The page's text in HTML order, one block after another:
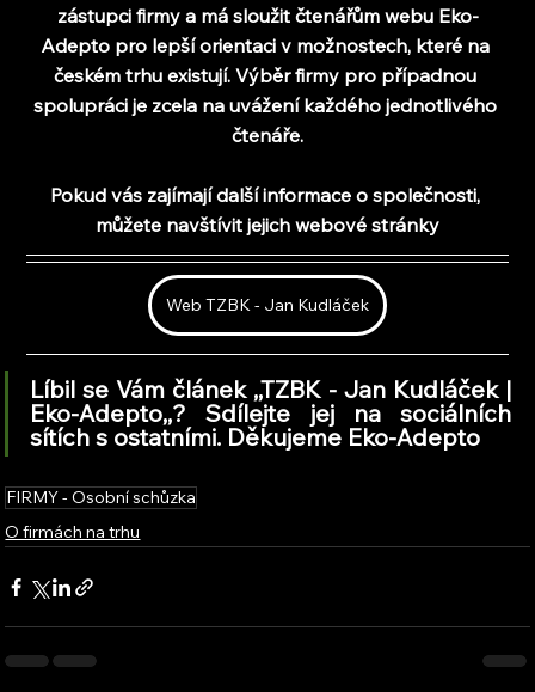
zástupci firmy a má sloužit čtenářům webu Eko-
Adepto pro lepší orientaci v možnostech, které na
českém trhu existují. Výběr firmy pro případnou
spolupráci je zcela na uvážení každého jednotlivého
čtenáře.
Pokud vás zajímají další informace o společnosti,
můžete navštívit jejich webové stránky
Web TZBK - Jan Kudláček
Líbil se Vám článek ,,TZBK - Jan Kudláček |
Eko-Adepto,,? Sdílejte jej na sociálních
sítích s ostatními. Děkujeme Eko-Adepto
FIRMY - Osobní schůzka
O firmách na trhu